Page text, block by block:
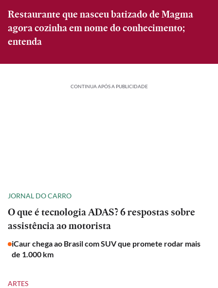
Restaurante que nasceu batizado de Magma
agora cozinha em nome do conhecimento;
entenda
CONTINUA APÓS A PUBLICIDADE
JORNAL DO CARRO
O que é tecnologia ADAS? 6 respostas sobre
assistência ao motorista
iCaur chega ao Brasil com SUV que promete rodar mais
de 1.000 km
ARTES